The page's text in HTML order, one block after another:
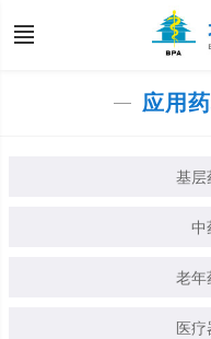
应用
基层
中
老年
医